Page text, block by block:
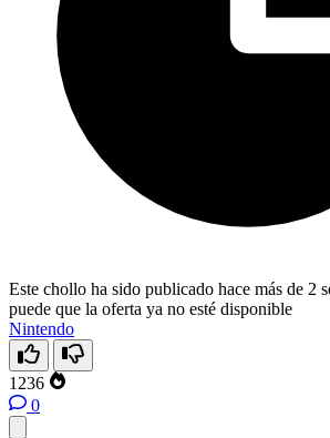
Este chollo ha sido publicado hace más de 2
puede que la oferta ya no esté disponible
Nintendo
1236
0